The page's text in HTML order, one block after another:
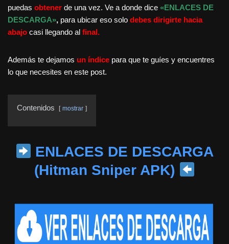
puedas obtener de una vez. Ve a donde dice «ENLACES DE
DESCARGA», para ubicar eso solo debes dirigirte hacia
abajo casi llegando al final.
Además te dejamos un índice para que te guíes y encuentres
lo que necesites en este post.
Contenidos mostrar
ENLACES DE DESCARGA
(Hitman Sniper APK)